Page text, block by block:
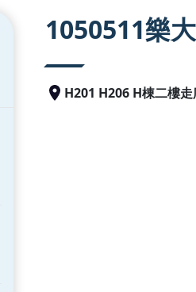
1050511樂
H201 H206 H棟二樓走